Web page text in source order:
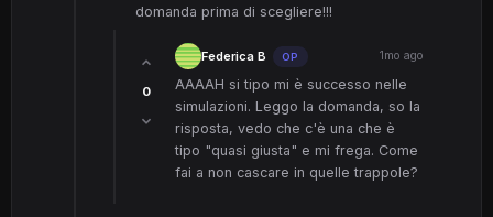
domanda prima di scegliere!!!
0
Federica B OP 1mo ago
AAAAH si tipo mi è successo nelle
simulazioni. Leggo la domanda, so la
risposta, vedo che c'è una che è
tipo "quasi giusta" e mi frega. Come
fai a non cascare in quelle trappole?